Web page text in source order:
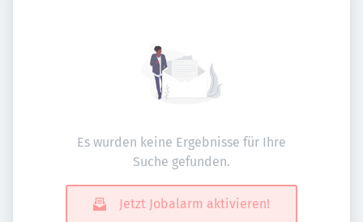
Es wurden keine Ergebnisse für Ihre
Suche gefunden.
Jetzt Jobalarm aktivieren!